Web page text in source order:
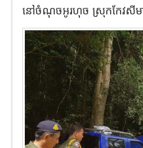
នៅចំណុចអូរហុច ស្រុកកែវសីមា